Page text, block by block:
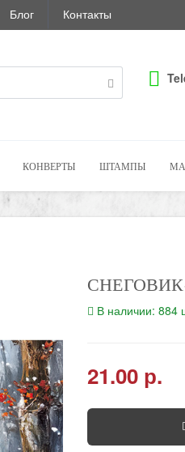
Блог Контакты
КОНВЕРТЫ ШТАМПЫ
В наличии: 884
21.00 р.